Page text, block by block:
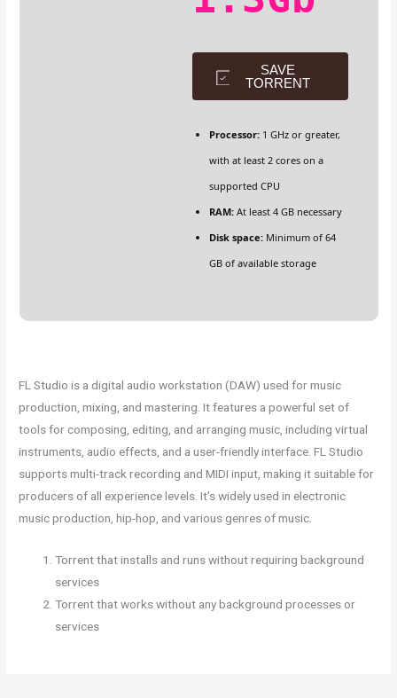
SAVE
TORRENT
Processor:1 GHz or greater,
with at least 2 cores on a
supported CPU
RAM:At least 4 GB necessary
Disk space:Minimum of 64
GB of available storage
FL Studio is a digital audio workstation (DAW) used for music
production, mixing, and mastering. It features a powerful set of
tools for composing, editing, and arranging music, including virtual
instruments, audio effects, and a user-friendly interface. FL Studio
supports multi-track recording and MIDI input, making it suitable for
producers of all experience levels. It’s widely used in electronic
music production, hip-hop, and various genres of music.
Torrent that installs and runs without requiring background
services
Torrent that works without any background processes or
services